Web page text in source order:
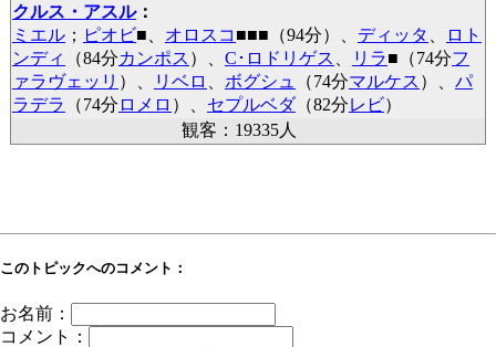
クルス・アスル：
ミエル； ピオビ■ オロスコ ■■■ （94分）、 ディッタ
ロト
ンディ
（84分カンポス ）、 C･ロドリゲス リラ■ （74分フ
ァラヴェッリ ）、 リベロ ボグシュ （74分マルケス ）、 パ
ラデラ
（74分 ロメロ ）、 セプルベダ（82分レビ）
観客：19335人
このトピックへのコメント：
お名前：
コメント：